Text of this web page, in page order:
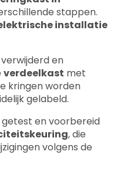
stappen.
installatie
en
verdeelkast met
kringen worden
gelabeld.
en voorbereid
, die
volgens de